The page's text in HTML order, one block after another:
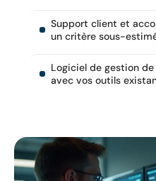
Support client et
un critère sous-
Logiciel de gestion
avec vos outils